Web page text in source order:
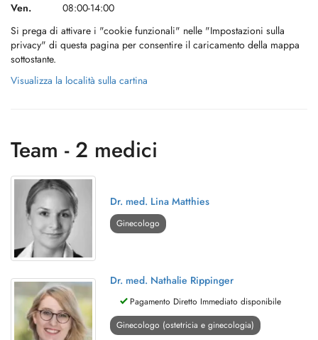
Ven.
08:00-14:00
Si prega di attivare i "cookie funzionali" nelle "Impostazioni sulla
privacy" di questa pagina per consentire il caricamento della mappa
sottostante.
Visualizza la località sulla cartina
Team - 2 medici
Dr. med. Lina Matthies
Ginecologo
Dr. med. Nathalie Rippinger
Pagamento Diretto Immediato disponibile
Ginecologo (ostetricia e ginecologia)